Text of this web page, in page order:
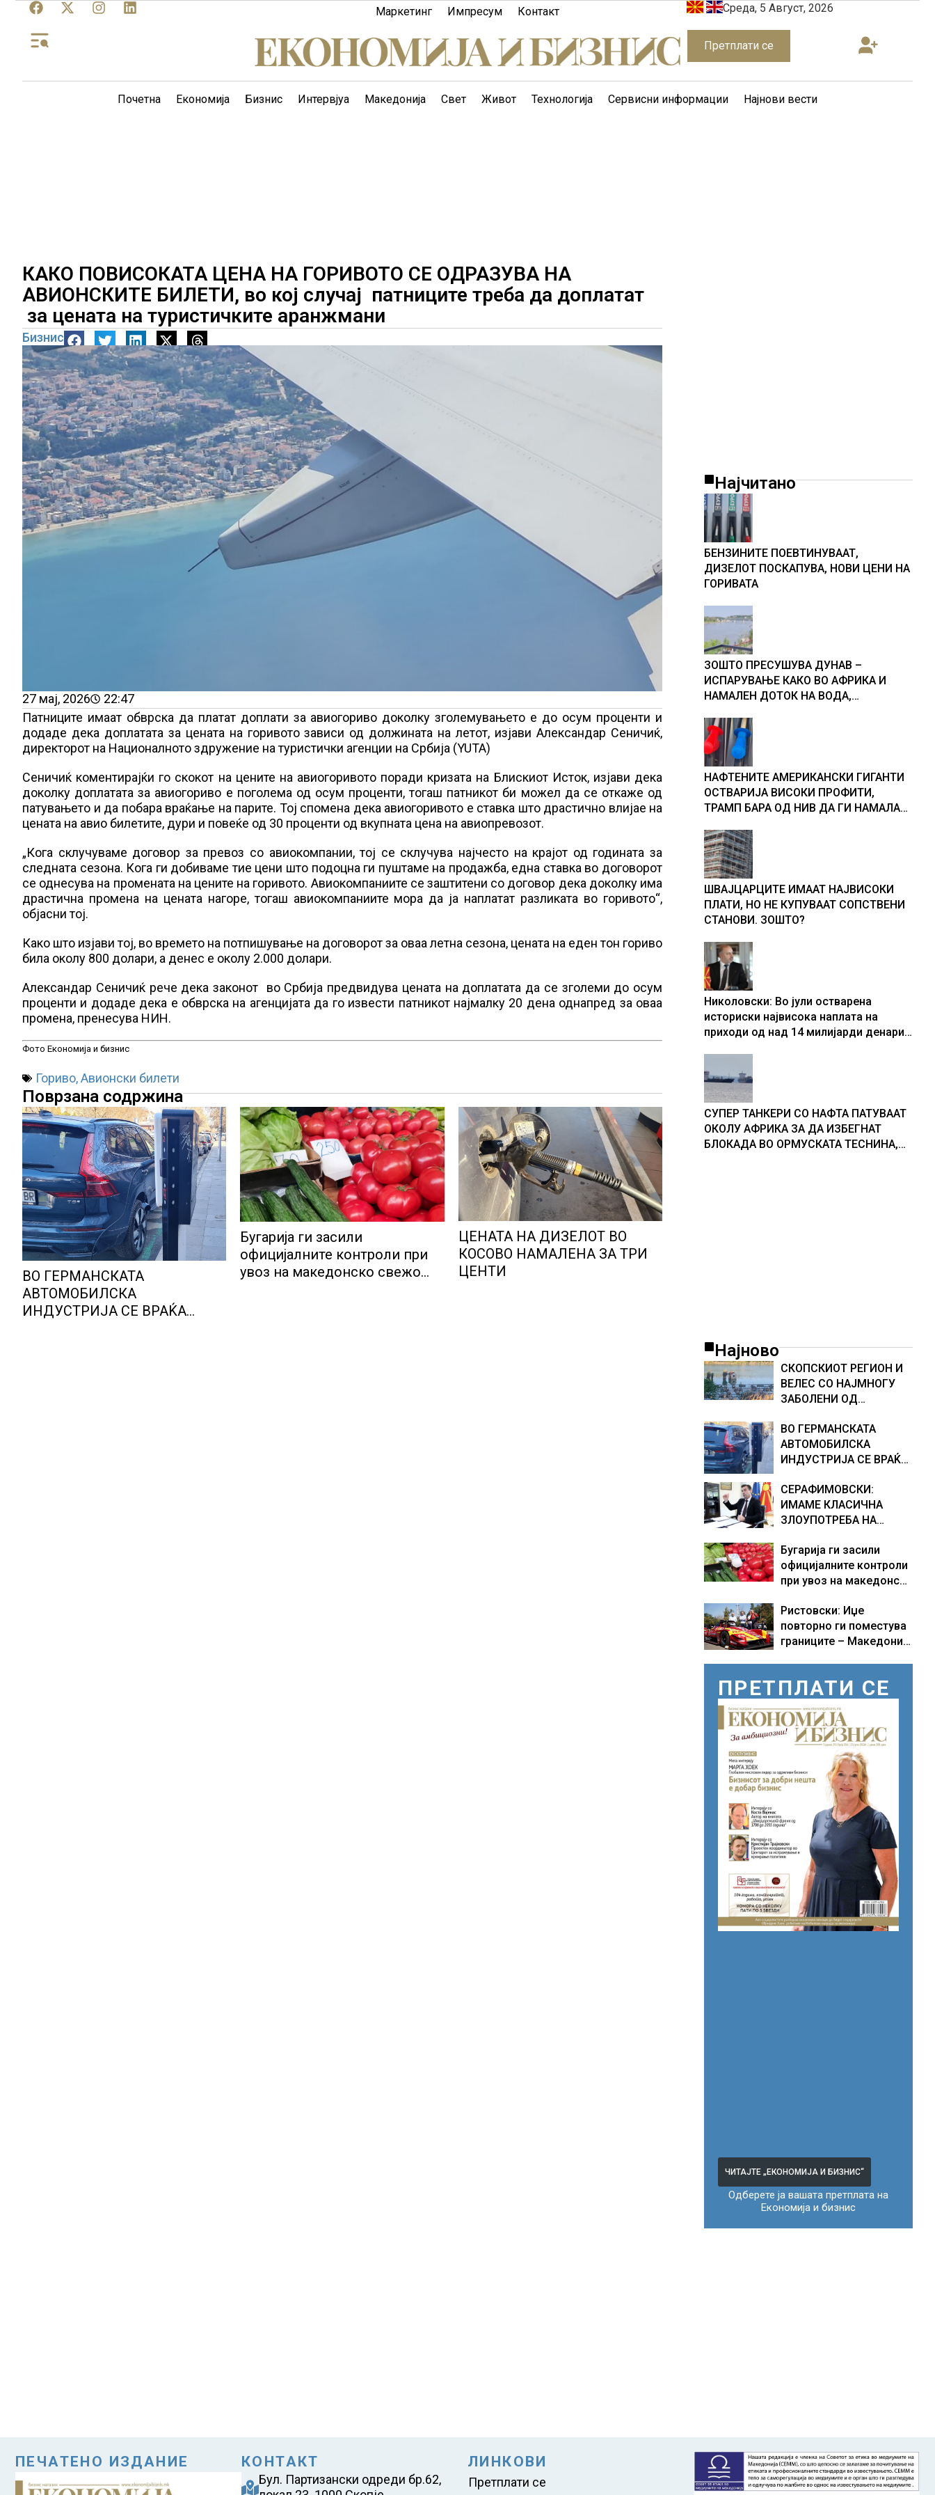
Маркетинг Импресум Контакт Среда, 5 Август, 2026
Претплати се
Почетна Економија Бизнис Интервјуа Македонија Свет Живот Технологија Сервисни информации Најнови вести
КАКО ПОВИСОКАТА ЦЕНА НА ГОРИВОТО СЕ ОДРАЗУВА НА
АВИОНСКИТЕ БИЛЕТИ, во кој случај патниците треба да доплатат
за цената на туристичките аранжмани
Бизнис
27 мај, 2026
22:47
Патниците имаат обврска да платат доплати за авиогориво доколку зголемувањето е до осум проценти и
додаде дека доплатата за цената на горивото зависи од должината на летот, изјави Александар Сеничиќ,
директорот на Националното здружение на туристички агенции на Србија (YUTA)
Сеничиќ коментирајќи го скокот на цените на авиогоривото поради кризата на Блискиот Исток, изјави дека
доколку доплатата за авиогориво е поголема од осум проценти, тогаш патникот би можел да се откаже од
патувањето и да побара враќање на парите. Тој спомена дека авиогоривото е ставка што драстично влијае на
цената на авио билетите, дури и повеќе од 30 проценти од вкупната цена на авиопревозот.
„Кога склучуваме договор за превоз со авиокомпании, тој се склучува најчесто на крајот од годината за
следната сезона. Кога ги добиваме тие цени што подоцна ги пуштаме на продажба, една ставка во договорот
се однесува на промената на цените на горивото. Авиокомпаниите се заштитени со договор дека доколку има
драстична промена на цената нагоре, тогаш авиокомпаниите мора да ја наплатат разликата во горивото“,
објасни тој.
Како што изјави тој, во времето на потпишување на договорот за оваа летна сезона, цената на еден тон гориво
била околу 800 долари, а денес е околу 2.000 долари.
Александар Сеничиќ рече дека законот во Србија предвидува цената на доплатата да се зголеми до осум
проценти и додаде дека е обврска на агенцијата да го извести патникот најмалку 20 дена однапред за оваа
промена, пренесува НИН.
Фото Економија и бизнис
Гориво,Авионски билети
Поврзана содржина
ВО ГЕРМАНСКАТА
АВТОМОБИЛСКА
ИНДУСТРИЈА СЕ ВРАЌА
Бугарија ги засили
официјалните контроли при
увоз на македонско свежо
ЦЕНАТА НА ДИЗЕЛОТ ВО
КОСОВО НАМАЛЕНА ЗА ТРИ
ЦЕНТИ
Најчитано
БЕНЗИНИТЕ ПОЕВТИНУВААТ,
ДИЗЕЛОТ ПОСКАПУВА, НОВИ ЦЕНИ НА
ГОРИВАТА
ЗОШТО ПРЕСУШУВА ДУНАВ –
ИСПАРУВАЊЕ КАКО ВО АФРИКА И
НАМАЛЕН ДОТОК НА ВОДА,
Србија
НАФТЕНИТЕ АМЕРИКАНСКИ ГИГАНТИ
ОСТВАРИЈА ВИСОКИ ПРОФИТИ,
ТРАМП БАРА ОД НИВ ДА ГИ НАМАЛАТ
ШВАЈЦАРЦИТЕ ИМААТ НАЈВИСОКИ
ПЛАТИ, НО НЕ КУПУВААТ СОПСТВЕНИ
СТАНОВИ. ЗОШТО?
Николовски: Во јули остварена
историски највисока наплата на
приходи од над 14 милијарди денари
СУПЕР ТАНКЕРИ СО НАФТА ПАТУВААТ
ОКОЛУ АФРИКА ЗА ДА ИЗБЕГНАТ
БЛОКАДА ВО ОРМУСКАТА ТЕСНИНА,
Најново
СКОПСКИОТ РЕГИОН И
ВЕЛЕС СО НАЈМНОГУ
ЗАБОЛЕНИ ОД
ТРЕСКА, објави
министерот за
здравство Сашо
ВО ГЕРМАНСКАТА
АВТОМОБИЛСКА
ИНДУСТРИЈА СЕ ВРАЌА
СЕРАФИМОВСКИ:
ИМАМЕ КЛАСИЧНА
ЗЛОУПОТРЕБА НА
ОТКУПОТ НА МЛЕКОТО
Бугарија ги засили
официјалните контроли
при увоз на македонско
пиперки, објави АХВ
Ристовски: Иџе
повторно ги поместува
границите – Македонија
ПРЕТПЛАТИ СЕ
ЧИТАЈТЕ „ЕКОНОМИЈА И БИЗНИС“
Одберете ја вашата претплата на
Економија и бизнис
ПЕЧАТЕНО ИЗДАНИЕ КОНТАКТ
Бул. Партизански одреди бр.62,
ЛИНКОВИ
Претплати се